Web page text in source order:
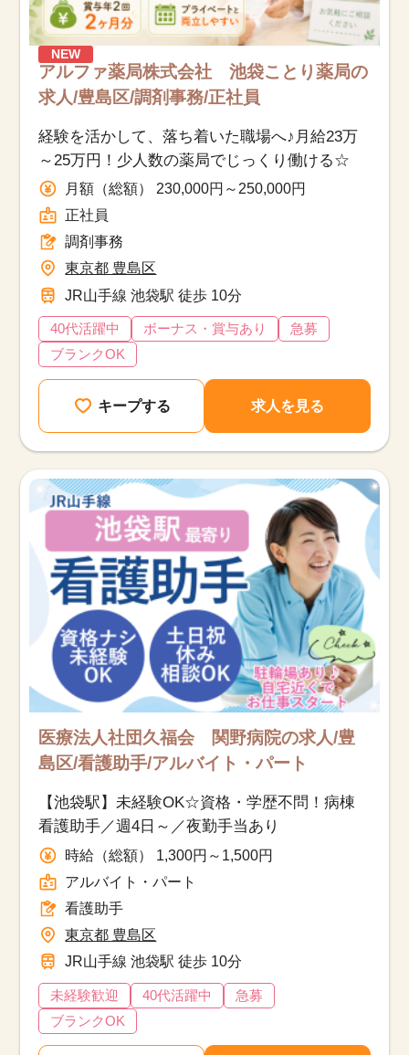
人材をお探しの医療機関・企業様
運営会社
NEW
アルファ薬局株式会社 池袋ことり薬局の
求人/豊島区/調剤事務/正社員
経験を活かして、落ち着いた職場へ♪月給23万
～25万円！少人数の薬局でじっくり働ける☆
月額（総額） 230,000円～250,000円
正社員
調剤事務
東京都 豊島区
JR山手線 池袋駅 徒歩 10分
40代活躍中 ボーナス・賞与あり
急募
ブランクOK
キープする 求人を見る
医療法人社団久福会 関野病院の求人/豊
島区/看護助手/アルバイト・パート
【池袋駅】未経験OK☆資格・学歴不問！病棟
看護助手／週4日～／夜勤手当あり
時給（総額） 1,300円～1,500円
アルバイト・パート
看護助手
東京都 豊島区
JR山手線 池袋駅 徒歩 10分
未経験歓迎 40代活躍中
急募
ブランクOK